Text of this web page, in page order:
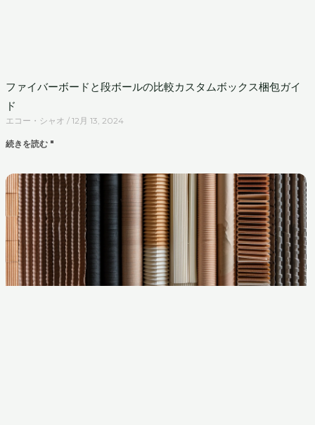
ファイバーボードと段ボールの比較カスタムボックス梱包ガイ
ド
エコー・シャオ 12月 13, 2024
続きを読む "